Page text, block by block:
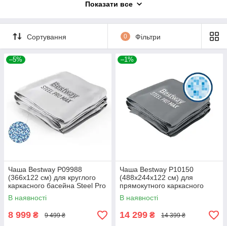
Якісний полімерний матеріал до ваших послуг!
Показати все
Сортування 0 Фільтри
–5%
Чаша Bestway P09988
(366х122 см) для круглого
каркасного басейна Steel Pro
MAX
В наявності
8 999 ₴ 9 499 ₴
–1%
Чаша Bestway P10150
(488х244х122 см) для
прямокутного каркасного
басейна Steel Pro MAX
В наявності
14 299 ₴ 14 399 ₴